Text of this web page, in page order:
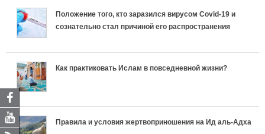
Положение того, кто заразился вирусом Covid-19 и
сознательно стал причиной его распространения
Как практиковать Ислам в повседневной жизни?
Правила и условия жертвоприношения на Ид аль-Адха